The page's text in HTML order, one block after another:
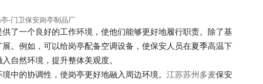
了一个良好的工作环境，使他们能够更好地履行职责。除了基
。例如，可以给岗亭配备空调设备，使保安人员在夏季高温下
自然环境，提升整体美观度。
中的协调性，使岗亭更好地融入周边环境。 江苏苏州多麦保安